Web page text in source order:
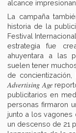
alcance
La campaña
historia de la
Festival
estrategia fue
ahuyentara a las
suelen tener
de
Advertising Age
publicitarios en
personas firmaron
junto a los vagones
un descenso de 21